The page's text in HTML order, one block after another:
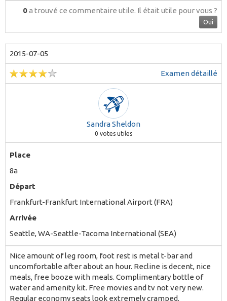
0a trouvé ce commentaire utile. Il était utile pour vous ?
Oui
2015-07-05
Examen détaillé
Sandra Sheldon
0 votes utiles
Place
8a
Départ
Frankfurt-Frankfurt International Airport (FRA)
Arrivée
Seattle, WA-Seattle-Tacoma International (SEA)
Nice amount of leg room, foot rest is metal t-bar and
uncomfortable after about an hour. Recline is decent, nice
meals, free booze with meals. Complimentary bottle of
water and amenity kit. Free movies and tv not very new.
Regular economy seats look extremely cramped.